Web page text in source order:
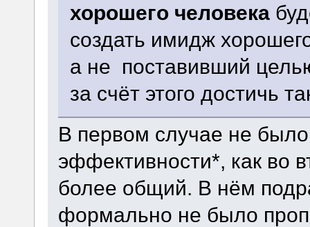
хорошего человека
создать имидж
а не поставивший
за счёт этого достичь
В первом случае не
эффективности*, как во
более общий. В нём
формально не было